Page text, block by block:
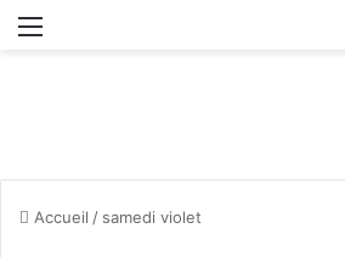
Accueil / samedi violet